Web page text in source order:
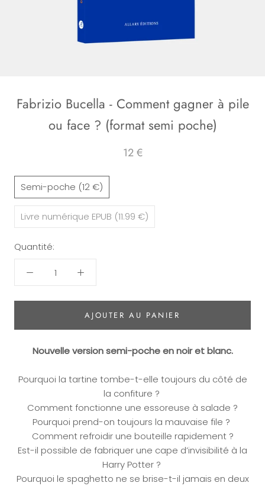
Fabrizio Bucella - Comment gagner à pile
ou face ? (format semi poche)
12 €
Semi-poche (12 €)
Livre numérique EPUB (11.99 €)
Quantité:
AJOUTER AU PANIER
Nouvelle version semi-poche en noir et blanc.
Pourquoi la tartine tombe-t-elle toujours du côté de
la confiture ?
Comment fonctionne une essoreuse à salade ?
Pourquoi prend-on toujours la mauvaise file ?
Comment refroidir une bouteille rapidement ?
Est-il possible de fabriquer une cape d’invisibilité à la
Harry Potter ?
Pourquoi le spaghetto ne se brise-t-il jamais en deux